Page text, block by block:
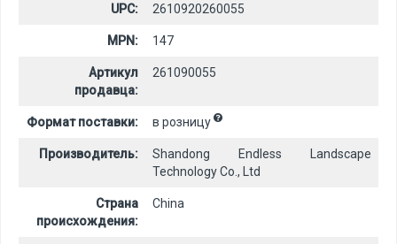
UPC: 2610920260055
MPN: 147
Артикул
продавца:
261090055
Формат поставки: в розницу
Производитель:
Shandong Endless Landscape
Technology Co., Ltd
Страна
происхождения:
China